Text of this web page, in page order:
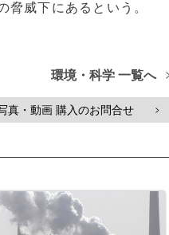
威下にあるという。
環境・科学 一覧へ
真・動画 購入のお問合せ >